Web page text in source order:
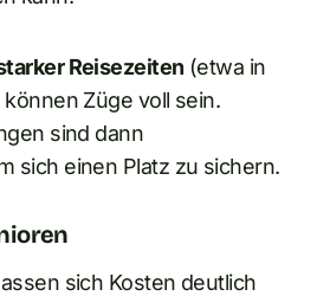
Reisezeiten (etwa in
Züge voll sein.
sind dann
sich einen Platz zu sichern.
sich Kosten deutlich